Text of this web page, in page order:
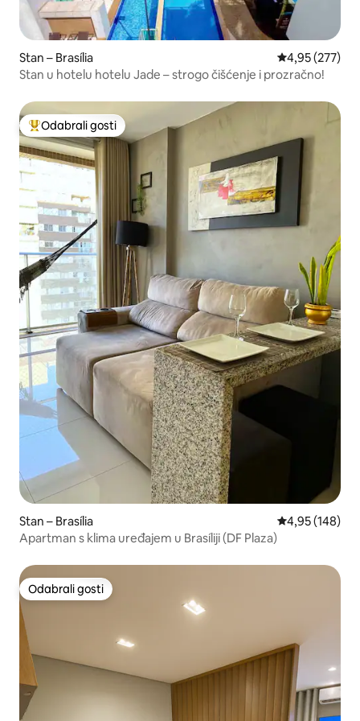
Stan – Brasília Prosječna
4,95 (277)
Stan u hotelu hotelu Jade – strogo čišćenje i prozračno!
Među najviše rangiranima s oznakom „Odabrali gosti”
Odabrali gosti
Stan – Brasília Prosječna
4,95 (148)
Apartman s klima uređajem u Brasíliji (DF Plaza)
Odabrali gosti
Odabrali gosti